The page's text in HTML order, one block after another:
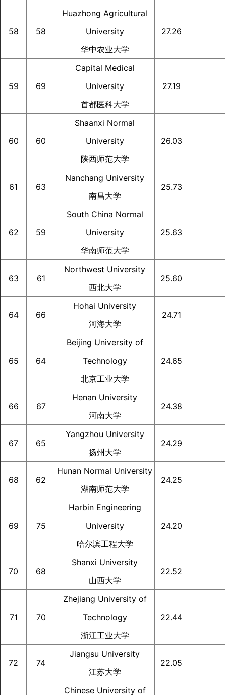
58 58
Huazhong Agricultural
University
华中农业大学
27.26
59 69
Capital Medical
University
首都医科大学
27.19
60 60
Shaanxi Normal
University
陕西师范大学
26.03
61 63
Nanchang University
南昌大学
25.73
62 59
South China Normal
University
华南师范大学
25.63
63 61
Northwest University
西北大学
25.60
64 66
Hohai University
河海大学
24.71
65 64
Beijing University of
Technology
北京工业大学
24.65
66 67
Henan University
河南大学
24.38
67 65
Yangzhou University
扬州大学
24.29
68 62
Hunan Normal University
湖南师范大学
24.25
69 75
Harbin Engineering
University
哈尔滨工程大学
24.20
70 68
Shanxi University
山西大学
22.52
71 70
Zhejiang University of
Technology
浙江工业大学
22.44
72 74
Jiangsu University
江苏大学
22.05
Chinese University of